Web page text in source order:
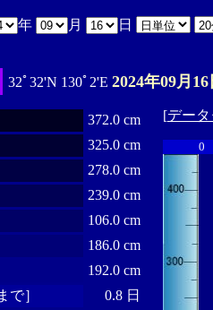
年 月 日
32ﾟ32'N 130ﾟ2'E 2024年09月
372.0 cm
325.0 cm
278.0 cm
239.0 cm
106.0 cm
186.0 cm
192.0 cm
で］
0.8 日
[デー
0